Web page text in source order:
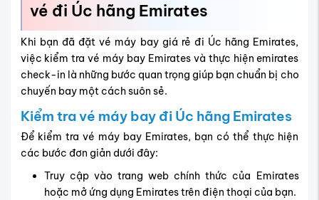
vé đi Úc hãng Emirates
Khi bạn đã đặt vé máy bay giá rẻ đi Úc hãng Emirates,
việc kiểm tra vé máy bay Emirates và thực hiện emirates
check-in là những bước quan trọng giúp bạn chuẩn bị cho
chuyến bay một cách suôn sẻ.
Kiểm tra vé máy bay đi Úc hãng Emirates
Để kiểm tra vé máy bay Emirates, bạn có thể thực hiện
các bước đơn giản dưới đây:
Truy cập vào trang web chính thức của Emirates
hoặc mở ứng dụng Emirates trên điện thoại của bạn.